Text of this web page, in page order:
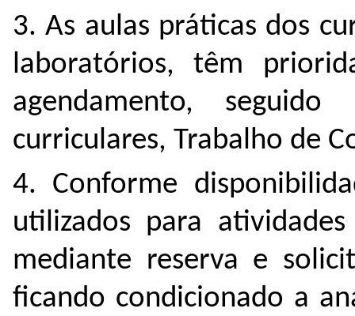
3. As aulas práticas dos
laboratórios, têm
agendamento, seguido
curriculares, Trabalho de
4. Conforme
utilizados para
mediante reserva e
ficando condicionado a